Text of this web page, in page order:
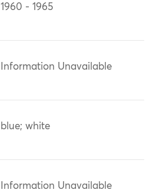
1960 - 1965
Information Unavailable
blue; white
Information Unavailable